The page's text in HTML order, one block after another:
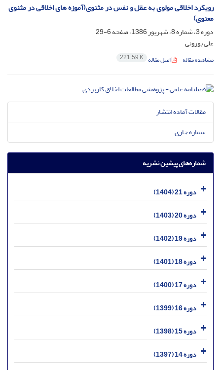
رویکرد اخلاقی مولوی به عقل و نفس در مثنوی(آموزه های اخلاقی در مثنوی
معنوی)
دوره 3، شماره 8، شهریور 1386، صفحه
6-29
علی بورونی
مشاهده مقاله اصل مقاله 221.59 K
مقالات آماده انتشار
شماره جاری
شماره‌های پیشین نشریه
دوره 21 (1404)
دوره 20 (1403)
دوره 19 (1402)
دوره 18 (1401)
دوره 17 (1400)
دوره 16 (1399)
دوره 15 (1398)
دوره 14 (1397)